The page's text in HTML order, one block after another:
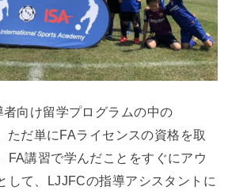
向け留学プログラムの中の
ただ単にFAライセンスの資格を取
FA講習で学んだことをすぐにアウ
して、LJJFCの指導アシスタントに